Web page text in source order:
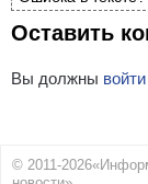
Оставить
Вы должны
© 2011-